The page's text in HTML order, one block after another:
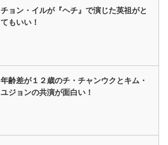
チョン・イルが『ヘチ』で演じた英祖がと
てもいい！
年齢差が１２歳のチ・チャンウクとキム・
ユジョンの共演が面白い！